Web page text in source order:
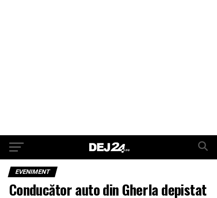
EVENIMENT
Conducător auto din Gherla depistat